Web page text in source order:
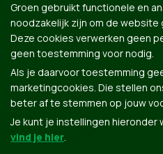
Groen.be
© Copyright Groen 2026 | Gemaakt met
Contact
Groen gebruikt functionele en
noodzakelijk zijn om de
Deze cookies verwerken geen
geen toestemming voor nodig.
Als je daarvoor toestemming
marketingcookies. Die stellen
beter af te stemmen op jouw
Je kunt je instellingen hieronder
vind je hier.